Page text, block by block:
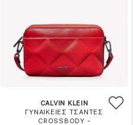
CALVIN KLEIN
ΓΥΝΑΙΚΕΙΕΣ ΤΣΑΝΤΕΣ
CROSSBODY -